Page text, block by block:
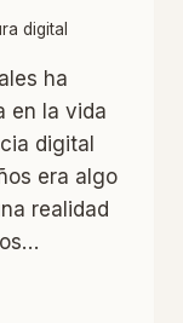
digital
ha
en la vida
digital
era algo
realidad